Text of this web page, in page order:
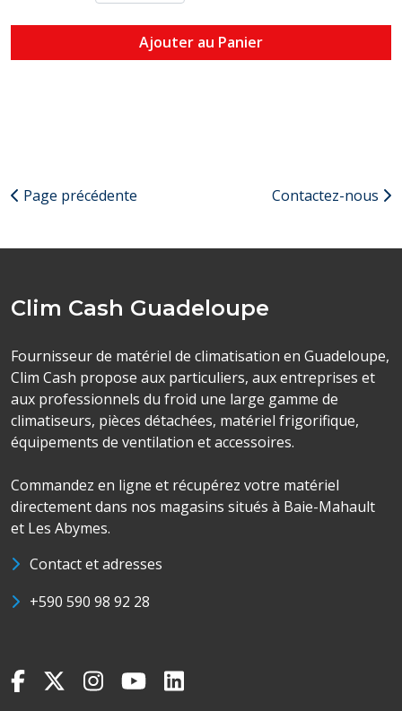
Ajouter au Panier
Page précédente Contactez-nous
Clim Cash Guadeloupe
Fournisseur de matériel de climatisation en Guadeloupe,
Clim Cash propose aux particuliers, aux entreprises et
aux professionnels du froid une large gamme de
climatiseurs, pièces détachées, matériel frigorifique,
équipements de ventilation et accessoires.
Commandez en ligne et récupérez votre matériel
directement dans nos magasins situés à Baie-Mahault
et Les Abymes.
Contact et adresses
+590 590 98 92 28